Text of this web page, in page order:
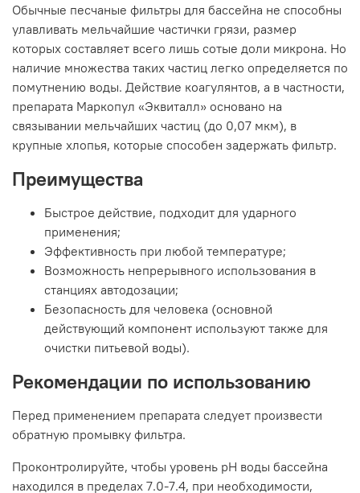
Обычные песчаные фильтры для бассейна не способны
улавливать мельчайшие частички грязи, размер
которых составляет всего лишь сотые доли микрона. Но
наличие множества таких частиц легко определяется по
помутнению воды. Действие коагулянтов, а в частности,
препарата Маркопул «Эквиталл» основано на
связывании мельчайших частиц (до 0,07 мкм), в
крупные хлопья, которые способен задержать фильтр.
Преимущества
Быстрое действие, подходит для ударного
применения;
Эффективность при любой температуре;
Возможность непрерывного использования в
станциях автодозации;
Безопасность для человека (основной
действующий компонент используют также для
очистки питьевой воды).
Рекомендации по использованию
Перед применением препарата следует произвести
обратную промывку фильтра.
Проконтролируйте, чтобы уровень pH воды бассейна
находился в пределах 7.0-7.4, при необходимости,